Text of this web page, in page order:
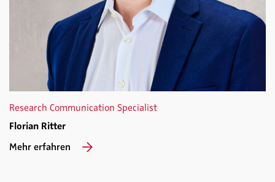
Research Communication Specialist
Florian Ritter
Mehr erfahren